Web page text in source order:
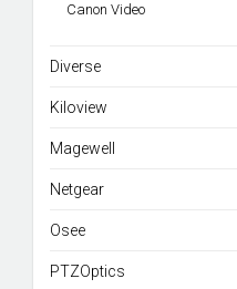
Canon Video
Diverse
Kiloview
Magewell
Netgear
Osee
PTZOptics